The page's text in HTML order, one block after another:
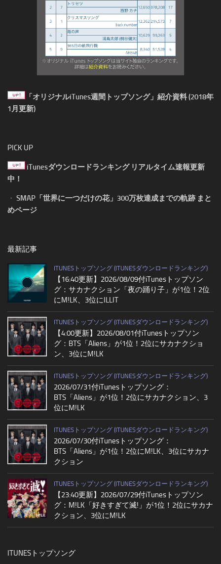
「オリジナルiTunes週間トップソング」紹介資料 (2018年
1月更新)
PICK UP
iTunesダウンロードランキング リアルタイム速報更新
中！
・ SMAP「世界に一つだけの花」300万枚達成までの軌跡 まと
めページ
最新記事
ITUNESトップソング (ITUNESダウンロードランキング)
【16:40更新】2026/08/09付iTunesトップソン
グ：サカナクション「夜の踊り子」が1位！2位
にM!LK、3位にILLIT
ITUNESトップソング (ITUNESダウンロードランキング)
【4:00更新】2026/08/01付iTunesトップソン
グ：BTS「Aliens」が1位！2位にサカナクショ
ン、3位にM!LK
ITUNESトップソング (ITUNESダウンロードランキング)
2026/07/31付iTunesトップソング：
BTS「Aliens」が1位！2位にサカナクション、3
位にM!LK
ITUNESトップソング (ITUNESダウンロードランキング)
2026/07/30付iTunesトップソング：
BTS「Aliens」が1位！2位にM!LK、3位にサカナ
クション
ITUNESトップソング (ITUNESダウンロードランキング)
【23:40更新】2026/07/29付iTunesトップソン
グ：M!LK「好きすぎて滅!」が1位！2位にサカナ
クション、3位にM!LK
ITUNESトップソング